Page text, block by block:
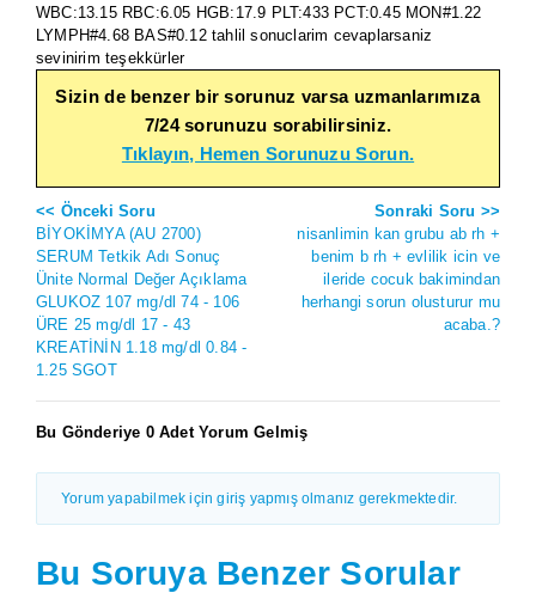
WBC:13.15 RBC:6.05 HGB:17.9 PLT:433 PCT:0.45 MON#1.22
LYMPH#4.68 BAS#0.12 tahlil sonuclarim cevaplarsaniz
sevinirim teşekkürler
Sizin de benzer bir sorunuz varsa uzmanlarımıza
7/24 sorunuzu sorabilirsiniz.
Tıklayın, Hemen Sorunuzu Sorun.
<< Önceki Soru
BİYOKİMYA (AU 2700)
SERUM Tetkik Adı Sonuç
Ünite Normal Değer Açıklama
GLUKOZ 107 mg/dl 74 - 106
ÜRE 25 mg/dl 17 - 43
KREATİNİN 1.18 mg/dl 0.84 -
1.25 SGOT
Sonraki Soru >>
nisanlimin kan grubu ab rh +
benim b rh + evlilik icin ve
ileride cocuk bakimindan
herhangi sorun olusturur mu
acaba.?
Bu Gönderiye 0 Adet Yorum Gelmiş
Yorum yapabilmek için giriş yapmış olmanız gerekmektedir.
Bu Soruya Benzer Sorular